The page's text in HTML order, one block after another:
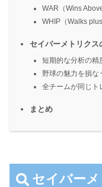
WAR（Wins
WHIP（Walks
セイバーメトリクス
短期的な分析の精
野球の魅力を損な
全チームが同じト
まとめ
セイバー